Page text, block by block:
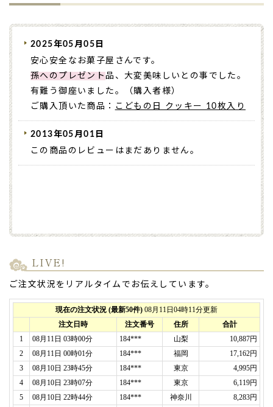
2025年05月05日
安心安全なお菓子屋さんです。
孫へのプレゼント品、大変美味しいとの事でした。
有難う御座いました。（購入者様）
ご購入頂いた商品：
こどもの日 クッキー 10枚入り
2013年05月01日
この商品のレビューはまだありません。
LIVE!
ご注文状況をリアルタイムでお伝えしています。